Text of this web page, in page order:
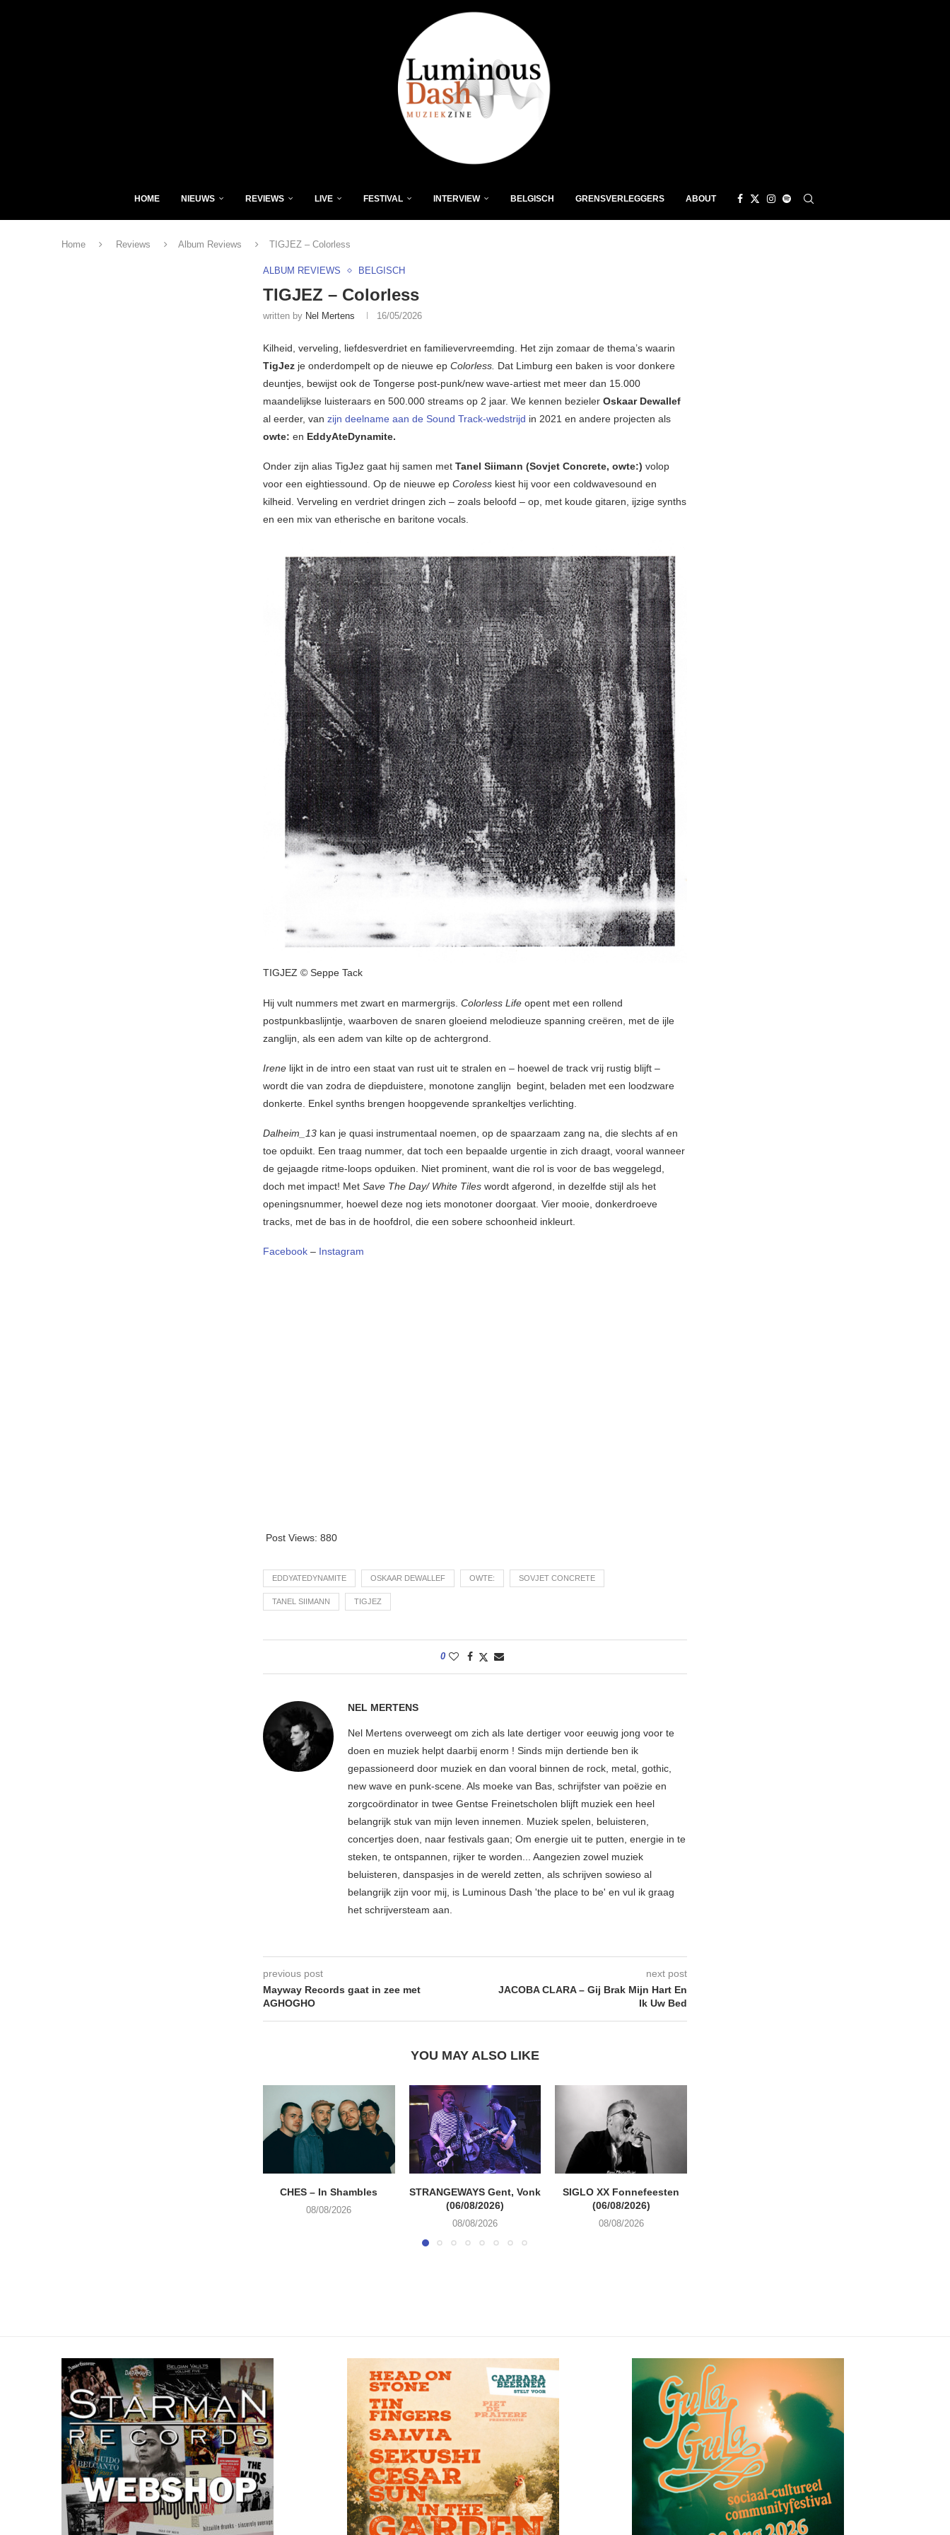
HOME NIEUWS REVIEWS LIVE FESTIVAL INTERVIEW BELGISCH GRENSVERLEGGERS ABOUT
Home Reviews Album Reviews TIGJEZ – Colorless
ALBUM REVIEWS BELGISCH
TIGJEZ – Colorless
written by Nel Mertens 16/05/2026
Kilheid, verveling, liefdesverdriet en familievervreemding. Het zijn zomaar de thema’s waarin
TigJez je onderdompelt op de nieuwe ep Colorless. Dat Limburg een baken is voor donkere
deuntjes, bewijst ook de Tongerse post-punk/new wave-artiest met meer dan 15.000
maandelijkse luisteraars en 500.000 streams op 2 jaar. We kennen bezieler Oskaar Dewallef
al eerder, van zijn deelname aan de Sound Track-wedstrijd in 2021 en andere projecten als
owte: en EddyAteDynamite.
Onder zijn alias TigJez gaat hij samen met Tanel Siimann (Sovjet Concrete, owte:) volop
voor een eightiessound. Op de nieuwe ep Coroless kiest hij voor een coldwavesound en
kilheid. Verveling en verdriet dringen zich – zoals beloofd – op, met koude gitaren, ijzige synths
en een mix van etherische en baritone vocals.
TIGJEZ © Seppe Tack
Hij vult nummers met zwart en marmergrijs. Colorless Life opent met een rollend
postpunkbaslijntje, waarboven de snaren gloeiend melodieuze spanning creëren, met de ijle
zanglijn, als een adem van kilte op de achtergrond.
Irene lijkt in de intro een staat van rust uit te stralen en – hoewel de track vrij rustig blijft –
wordt die van zodra de diepduistere, monotone zanglijn begint, beladen met een loodzware
donkerte. Enkel synths brengen hoopgevende sprankeltjes verlichting.
Dalheim_13 kan je quasi instrumentaal noemen, op de spaarzaam zang na, die slechts af en
toe opduikt. Een traag nummer, dat toch een bepaalde urgentie in zich draagt, vooral wanneer
de gejaagde ritme-loops opduiken. Niet prominent, want die rol is voor de bas weggelegd,
doch met impact! Met Save The Day/ White Tiles wordt afgerond, in dezelfde stijl als het
openingsnummer, hoewel deze nog iets monotoner doorgaat. Vier mooie, donkerdroeve
tracks, met de bas in de hoofdrol, die een sobere schoonheid inkleurt.
Facebook – Instagram
Post Views: 880
EDDYATEDYNAMITE OSKAAR DEWALLEF OWTE: SOVJET CONCRETE
TANEL SIIMANN TIGJEZ
0
NEL MERTENS
Nel Mertens overweegt om zich als late dertiger voor eeuwig jong voor te
doen en muziek helpt daarbij enorm ! Sinds mijn dertiende ben ik
gepassioneerd door muziek en dan vooral binnen de rock, metal, gothic,
new wave en punk-scene. Als moeke van Bas, schrijfster van poëzie en
zorgcoördinator in twee Gentse Freinetscholen blijft muziek een heel
belangrijk stuk van mijn leven innemen. Muziek spelen, beluisteren,
concertjes doen, naar festivals gaan; Om energie uit te putten, energie in te
steken, te ontspannen, rijker te worden... Aangezien zowel muziek
beluisteren, danspasjes in de wereld zetten, als schrijven sowieso al
belangrijk zijn voor mij, is Luminous Dash 'the place to be' en vul ik graag
het schrijversteam aan.
previous post
Mayway Records gaat in zee met
AGHOGHO
next post
JACOBA CLARA – Gij Brak Mijn Hart En
Ik Uw Bed
YOU MAY ALSO LIKE
CHES – In Shambles
08/08/2026
STRANGEWAYS Gent, Vonk
(06/08/2026)
08/08/2026
SIGLO XX Fonnefeesten
(06/08/2026)
08/08/2026